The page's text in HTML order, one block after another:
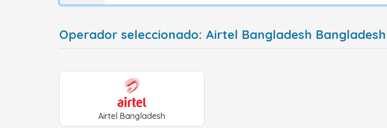
Operador seleccionado: Airtel Bangladesh Bangladesh
Airtel Bangladesh